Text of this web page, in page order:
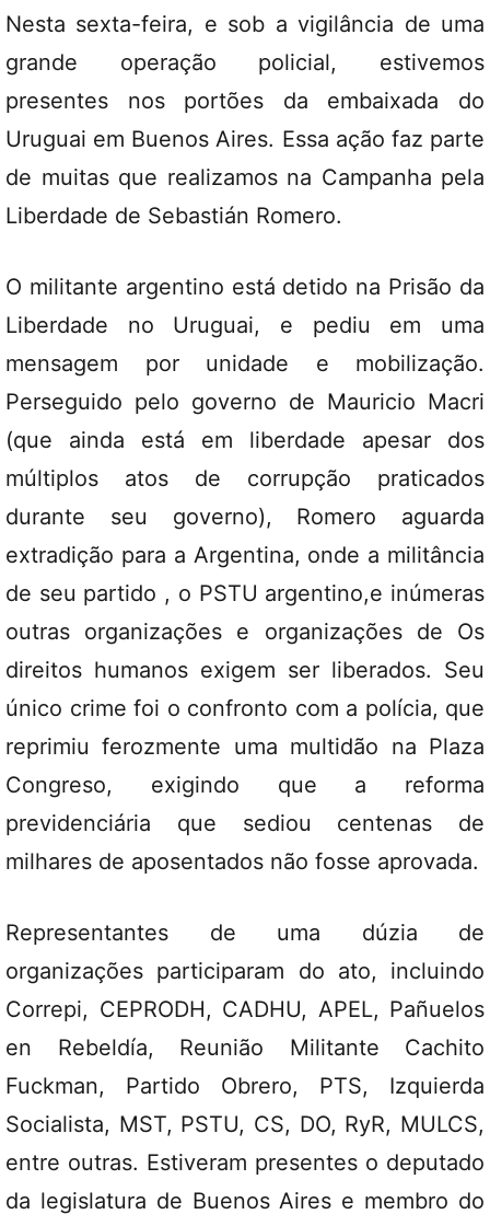
Nesta sexta-feira, e sob a vigilância de uma
grande operação policial, estivemos
presentes nos portões da embaixada do
Uruguai em Buenos Aires. Essa ação faz parte
de muitas que realizamos na Campanha pela
Liberdade de Sebastián Romero.
O militante argentino está detido na Prisão da
Liberdade no Uruguai, e pediu em uma
mensagem por unidade e mobilização.
Perseguido pelo governo de Mauricio Macri
(que ainda está em liberdade apesar dos
múltiplos atos de corrupção praticados
durante seu governo), Romero aguarda
extradição para a Argentina, onde a militância
de seu partido , o PSTU argentino,e inúmeras
outras organizações e organizações de Os
direitos humanos exigem ser liberados. Seu
único crime foi o confronto com a polícia, que
reprimiu ferozmente uma multidão na Plaza
Congreso, exigindo que a reforma
previdenciária que sediou centenas de
milhares de aposentados não fosse aprovada.
Representantes de uma dúzia de
organizações participaram do ato, incluindo
Correpi, CEPRODH, CADHU, APEL, Pañuelos
en Rebeldía, Reunião Militante Cachito
Fuckman, Partido Obrero, PTS, Izquierda
Socialista, MST, PSTU, CS, DO, RyR, MULCS,
entre outras. Estiveram presentes o deputado
da legislatura de Buenos Aires e membro do